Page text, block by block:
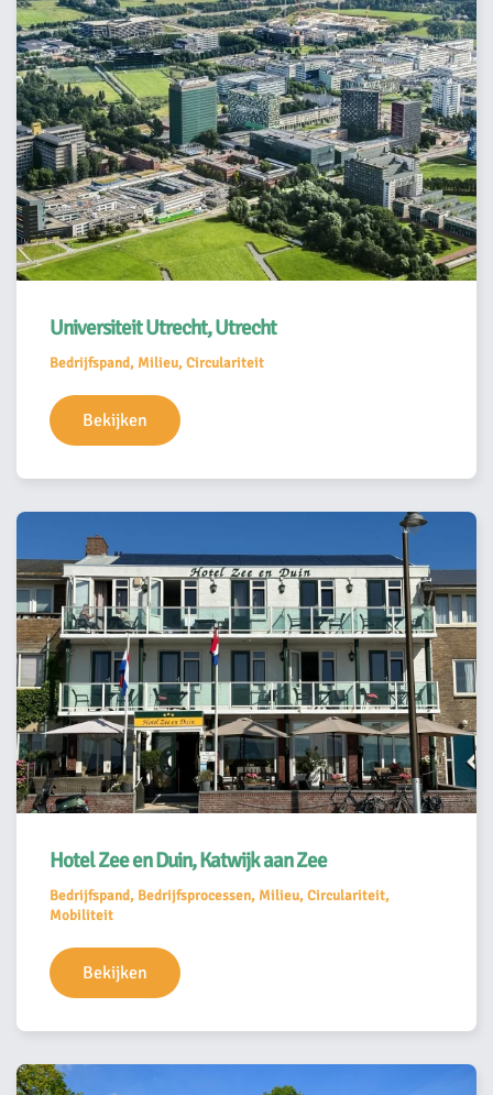
Universiteit Utrecht, Utrecht
Bedrijfspand, Milieu, Circulariteit
Bekijken
Hotel Zee en Duin, Katwijk aan Zee
Bedrijfspand, Bedrijfsprocessen, Milieu, Circulariteit,
Mobiliteit
Bekijken